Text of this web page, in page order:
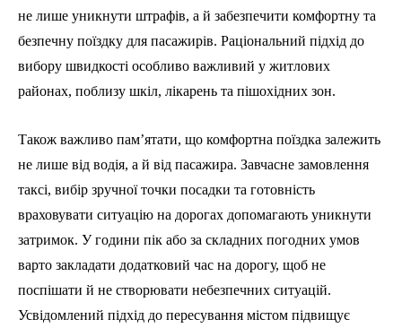
не лише уникнути штрафів, а й забезпечити комфортну та
безпечну поїздку для пасажирів. Раціональний підхід до
вибору швидкості особливо важливий у житлових
районах, поблизу шкіл, лікарень та пішохідних зон.
Також важливо пам’ятати, що комфортна поїздка залежить
не лише від водія, а й від пасажира. Завчасне замовлення
таксі, вибір зручної точки посадки та готовність
враховувати ситуацію на дорогах допомагають уникнути
затримок. У години пік або за складних погодних умов
варто закладати додатковий час на дорогу, щоб не
поспішати й не створювати небезпечних ситуацій.
Усвідомлений підхід до пересування містом підвищує